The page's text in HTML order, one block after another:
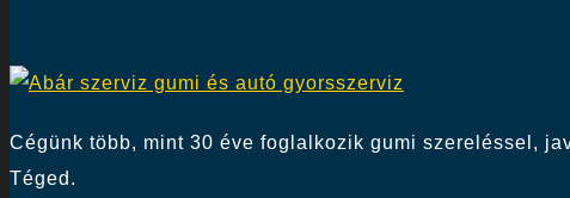
Cégünk több, mint 30 éve foglalkozik gumi szereléssel,
Téged.